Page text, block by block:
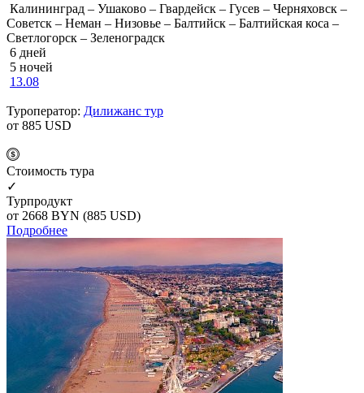
Калининград – Ушаково – Гвардейск – Гусев – Черняховск –
Советск – Неман – Низовье – Балтийск – Балтийская коса –
Светлогорск – Зеленоградск
6 дней
5 ночей
13.08
Туроператор: Дилижанс тур
от 885 USD
Cтоимость тура
✓
Турпродукт
от 2668 BYN (885 USD)
Подробнее